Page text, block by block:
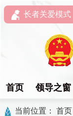
长者关爱模式
首页 领导之窗
当前位置： 首页